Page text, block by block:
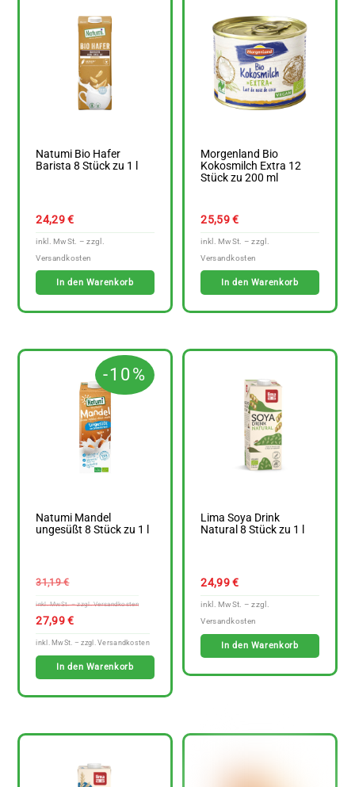
Natumi Bio Hafer
Barista 8 Stück zu 1 l
24,29€
In den Warenkorb
Morgenland Bio
Kokosmilch Extra 12
Stück zu 200 ml
25,59€
In den Warenkorb
-10%
Natumi Mandel
ungesüßt 8 Stück zu 1 l
31,19€
Ursprünglicher
31,19 €
27,99€
Preis
ist:
27,99 €.
In den Warenkorb
Lima Soya Drink
Natural 8 Stück zu 1 l
24,99€
In den Warenkorb